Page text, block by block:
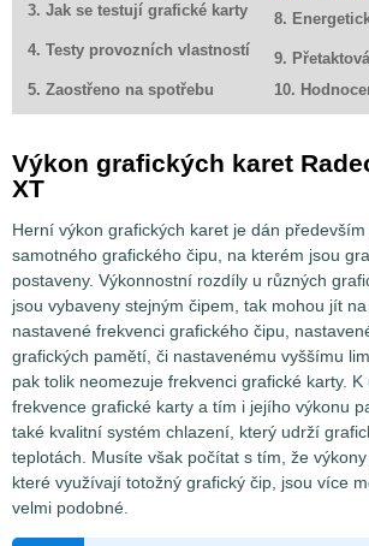
3. Jak se testují grafické karty
8.
4. Testy provozních vlastností
9.
5. Zaostřeno na spotřebu
10.
Výkon grafických karet
XT
Herní výkon grafických karet je dán především
samotného grafického čipu, na kterém jsou
postaveny. Výkonnostní rozdíly u různých
jsou vybaveny stejným čipem, tak mohou jít
nastavené frekvenci grafického čipu,
grafických pamětí, či nastavenému vyššímu
pak tolik neomezuje frekvenci grafické karty.
frekvence grafické karty a tím i jejího výkonu
také kvalitní systém chlazení, který udrží
teplotách. Musíte však počítat s tím, že
které využívají totožný grafický čip, jsou více
velmi podobné.